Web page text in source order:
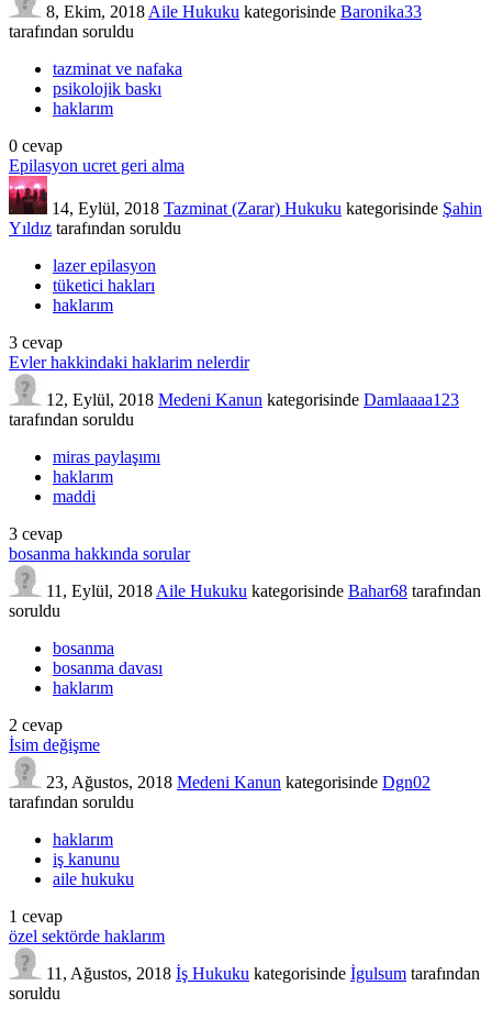
8, Ekim, 2018 Aile Hukuku kategorisinde Baronika33
tarafından soruldu
tazminat ve nafaka
psikolojik baskı
haklarım
0 cevap
Epilasyon ucret geri alma
14, Eylül, 2018 Tazminat (Zarar) Hukuku kategorisinde Şahin
Yıldız tarafından soruldu
lazer epilasyon
tüketici hakları
haklarım
3 cevap
Evler hakkindaki haklarim nelerdir
12, Eylül, 2018 Medeni Kanun kategorisinde Damlaaaa123
tarafından soruldu
miras paylaşımı
haklarım
maddi
3 cevap
bosanma hakkında sorular
11, Eylül, 2018 Aile Hukuku kategorisinde Bahar68 tarafından
soruldu
bosanma
bosanma davası
haklarım
2 cevap
İsim değişme
23, Ağustos, 2018 Medeni Kanun kategorisinde Dgn02
tarafından soruldu
haklarım
iş kanunu
aile hukuku
1 cevap
özel sektörde haklarım
11, Ağustos, 2018 İş Hukuku kategorisinde İgulsum tarafından
soruldu